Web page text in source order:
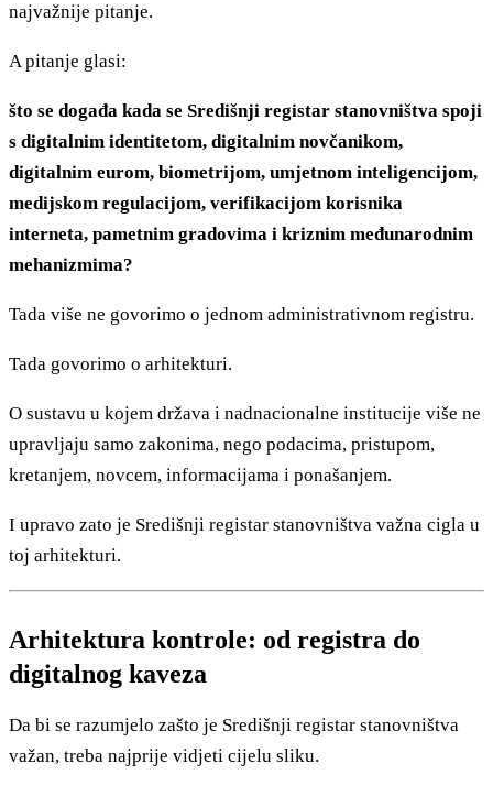
najvažnije pitanje.
A pitanje glasi:
što se događa kada se Središnji registar stanovništva spoji
s digitalnim identitetom, digitalnim novčanikom,
digitalnim eurom, biometrijom, umjetnom inteligencijom,
medijskom regulacijom, verifikacijom korisnika
interneta, pametnim gradovima i kriznim međunarodnim
mehanizmima?
Tada više ne govorimo o jednom administrativnom registru.
Tada govorimo o arhitekturi.
O sustavu u kojem država i nadnacionalne institucije više ne
upravljaju samo zakonima, nego podacima, pristupom,
kretanjem, novcem, informacijama i ponašanjem.
I upravo zato je Središnji registar stanovništva važna cigla u
toj arhitekturi.
Arhitektura kontrole: od registra do
digitalnog kaveza
Da bi se razumjelo zašto je Središnji registar stanovništva
važan, treba najprije vidjeti cijelu sliku.